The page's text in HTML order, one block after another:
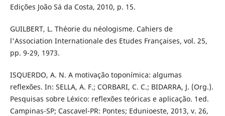
Edições João Sá da Costa, 2010, p. 15.
GUILBERT, L. Théorie du néologisme. Cahiers de
l'Association Internationale des Etudes Françaises, vol. 25,
pp. 9-29, 1973.
ISQUERDO, A. N. A motivação toponímica: algumas
reflexões. In: SELLA, A. F.; CORBARI, C. C.; BIDARRA, J. (Org.).
Pesquisas sobre Léxico: reflexões teóricas e aplicação. 1ed.
Campinas-SP; Cascavel-PR: Pontes; Edunioeste, 2013, v. 26,